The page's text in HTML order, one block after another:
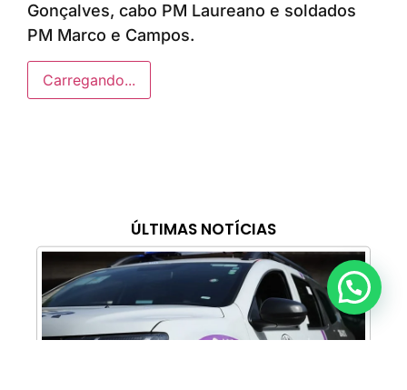
ÚLTIMAS NOTÍCIAS
Gonçalves, cabo PM Laureano e soldados
PM Marco e Campos.
Carregando...
Anunciar ou recomendar matéria